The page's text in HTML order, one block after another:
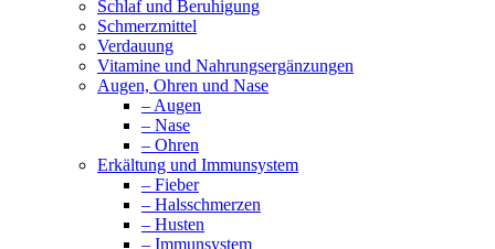
Schlaf und Beruhigung
Schmerzmittel
Verdauung
Vitamine und Nahrungsergänzungen
Augen, Ohren und Nase
– Augen
– Nase
– Ohren
Erkältung und Immunsystem
– Fieber
– Halsschmerzen
– Husten
– Immunsystem